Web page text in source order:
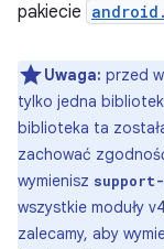
pakiecie
Uwaga: przed
tylko jedna
biblioteka ta
zachować
wymienisz
wszystkie moduły
zalecamy, aby